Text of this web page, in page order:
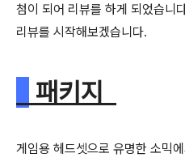
첨이 되어 리뷰를 하게 되었습니
리뷰를 시작해보겠습니다.
패키지
게임용 헤드셋으로 유명한 소믹